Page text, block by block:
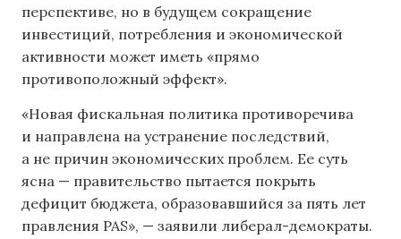
перспективе, но в будущем сокращение
инвестиций, потребления и экономической
активности может иметь «прямо
противоположный эффект».
«Новая фискальная политика противоречива
и направлена ​​на устранение последствий,
а не причин экономических проблем. Ее суть
ясна — правительство пытается покрыть
дефицит бюджета, образовавшийся за пять лет
правления PAS», — заявили либерал-демократы.